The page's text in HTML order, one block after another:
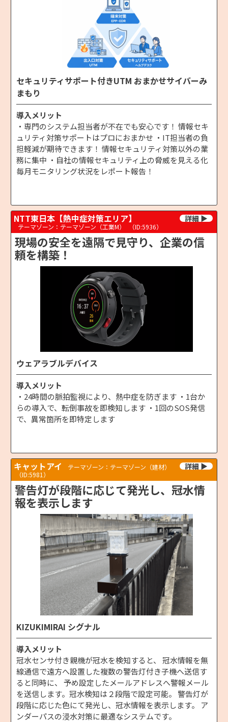
セキュリティサポート付きUTM おまかせサイバーみ
まもり
導入メリット
・専門のシステム担当者が不在でも安心です！ 情報セキ
ュリティ対策サポートはプロにおまかせ ・IT担当者の負
担軽減が期待できます！ 情報セキュリティ対策以外の業
務に集中 ・自社の情報セキュリティ上の脅威を見える化
毎月モニタリング状況をレポート報告！
NTT東日本【熱中症対策エリア】
テーマゾーン：テーマゾーン（工業M） （ID:5936）
現場の安全を遠隔で見守り、企業の信
頼を構築！
ウェアラブルデバイス
導入メリット
・24時間の脈拍監視により、熱中症を防ぎます ・1台か
らの導入で、転倒事故を即検知します ・1回のSOS発信
で、異常箇所を即特定します
キャットアイ
テーマゾーン：テーマゾーン（建材）
（ID:5981）
警告灯が段階に応じて発光し、冠水情
報を表示します
KIZUKIMIRAI シグナル
導入メリット
冠水センサ付き親機が冠水を検知すると、 冠水情報を無
線通信で遠方へ設置した複数の警告灯付き子機へ送信す
ると同時に、 予め設定したメールアドレスへ警報メール
を送信します。冠水検知は２段階で設定可能。 警告灯が
段階に応じた色にて発光し、冠水情報を表示します。 ア
ンダーパスの浸水対策に最適なシステムです。